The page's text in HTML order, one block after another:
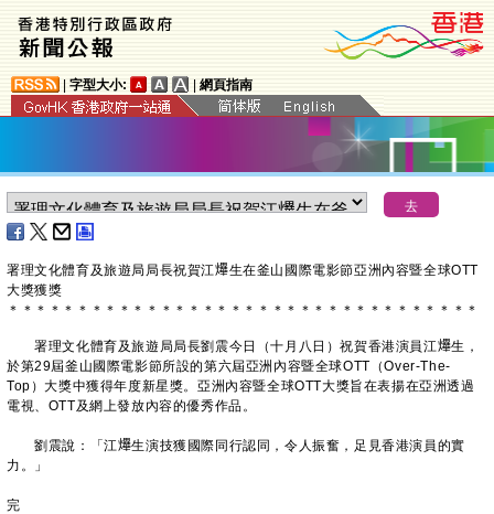
字型大小: 網頁指南
署理文化體育及旅遊局局長祝賀江𤒹生在釜山國際電影節亞洲內容暨全球OTT
大獎獲獎
＊ ＊ ＊ ＊ ＊ ＊ ＊ ＊ ＊ ＊ ＊ ＊ ＊ ＊ ＊ ＊ ＊ ＊ ＊ ＊ ＊ ＊ ＊ ＊ ＊ ＊ ＊ ＊ ＊ ＊ ＊ ＊ ＊ ＊
署理文化體育及旅遊局局長劉震今日（十月八日）祝賀香港演員江𤒹生，
於第29屆釜山國際電影節所設的第六屆亞洲內容暨全球OTT（Over-The-
Top）大獎中獲得年度新星獎。亞洲內容暨全球OTT大獎旨在表揚在亞洲透過
電視、OTT及網上發放內容的優秀作品。
劉震說：「江𤒹生演技獲國際同行認同，令人振奮，足見香港演員的實
力。」
完